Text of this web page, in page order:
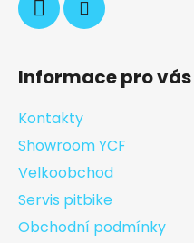
Informace pro vás
Kontakty
Showroom YCF
Velkoobchod
Servis pitbike
Obchodní podmínky